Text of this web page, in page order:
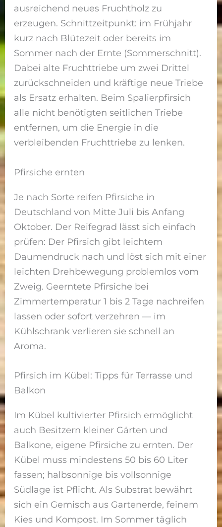
ausreichend neues Fruchtholz zu
erzeugen. Schnittzeitpunkt: im Frühjahr
kurz nach Blütezeit oder bereits im
Sommer nach der Ernte (Sommerschnitt).
Dabei alte Fruchttriebe um zwei Drittel
zurückschneiden und kräftige neue Triebe
als Ersatz erhalten. Beim Spalierpfirsich
alle nicht benötigten seitlichen Triebe
entfernen, um die Energie in die
verbleibenden Fruchttriebe zu lenken.
Pfirsiche ernten
Je nach Sorte reifen Pfirsiche in
Deutschland von Mitte Juli bis Anfang
Oktober. Der Reifegrad lässt sich einfach
prüfen: Der Pfirsich gibt leichtem
Daumendruck nach und löst sich mit einer
leichten Drehbewegung problemlos vom
Zweig. Geerntete Pfirsiche bei
Zimmertemperatur 1 bis 2 Tage nachreifen
lassen oder sofort verzehren — im
Kühlschrank verlieren sie schnell an
Aroma.
Pfirsich im Kübel: Tipps für Terrasse und
Balkon
Im Kübel kultivierter Pfirsich ermöglicht
auch Besitzern kleiner Gärten und
Balkone, eigene Pfirsiche zu ernten. Der
Kübel muss mindestens 50 bis 60 Liter
fassen; halbsonnige bis vollsonnige
Südlage ist Pflicht. Als Substrat bewährt
sich ein Gemisch aus Gartenerde, feinem
Kies und Kompost. Im Sommer täglich